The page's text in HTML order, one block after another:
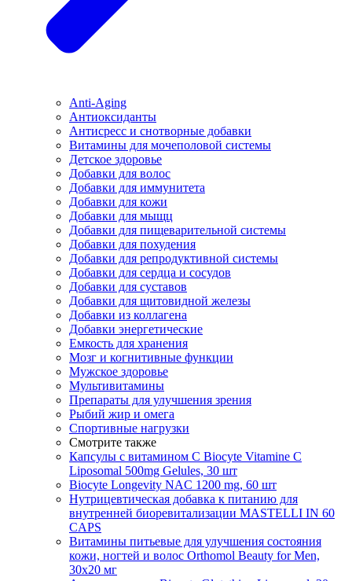
Anti-Aging
Антиоксиданты
Антисресс и снотворные добавки
Витамины для мочеполовой системы
Детское здоровье
Добавки для волос
Добавки для иммунитета
Добавки для кожи
Добавки для мыщц
Добавки для пищеварительной системы
Добавки для похудения
Добавки для репродуктивной системы
Добавки для сердца и сосудов
Добавки для суставов
Добавки для щитовидной железы
Добавки из коллагена
Добавки энергетические
Емкость для хранения
Мозг и когнитивные функции
Мужское здоровье
Мультивитамины
Препараты для улучшения зрения
Рыбий жир и омега
Спортивные нагрузки
Смотрите также
Капсулы с витамином С Biocyte Vitamine C
Liposomal 500mg Gelules, 30 шт
Biocyte Longevity NAC 1200 mg, 60 шт
Нутрицевтическая добавка к питанию для
внутренней биоревитализации MASTELLI IN 60
CAPS
Витамины питьевые для улучшения состояния
кожи, ногтей и волос Orthomol Beauty for Men,
30х20 мг